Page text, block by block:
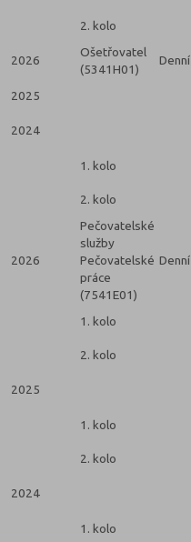
2. kolo
2026
Ošetřovatel
(5341H01)
Denní
2025
2024
1. kolo
2. kolo
2026
Pečovatelské
služby
Pečovatelské
práce
(7541E01)
Denní
1. kolo
2. kolo
2025
1. kolo
2. kolo
2024
1. kolo